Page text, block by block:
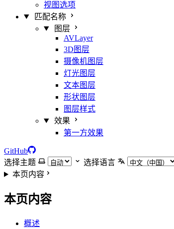
视图选项
匹配名称
图层
AVLayer
3D图层
摄像机图层
灯光图层
文本图层
形状图层
图层样式
效果
第一方效果
GitHub
选择主题
选择语言
本页内容
本页内容
概述